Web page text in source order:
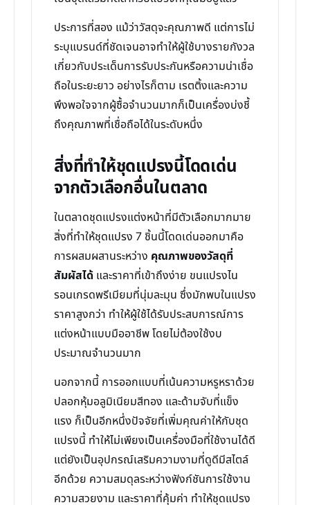
ประการที่สอง แม้ว่าวัสดุจะคุณภาพดี แต่การไม่
ระบุแบรนด์ที่ชัดเจนอาจทำให้ผู้ใช้บางรายกังวล
เกี่ยวกับประเด็นการรับประกันหรือความน่าเชื่อ
ถือในระยะยาว อย่างไรก็ตาม เรตติ้งและความ
พึงพอใจจากผู้ซื้อจำนวนมากก็เป็นเครื่องบ่งชี้
ถึงคุณภาพที่เชื่อถือได้ในระดับหนึ่ง
สิ่งที่ทำให้ชุดแปรงนี้โดดเด่น
จากตัวเลือกอื่นในตลาด
ในตลาดชุดแปรงแต่งหน้าที่มีตัวเลือกมากมาย
สิ่งที่ทำให้ชุดแปรง 7 ชิ้นนี้โดดเด่นออกมาคือ
การผสมผสานระหว่าง คุณภาพของวัสดุที่
สัมผัสได้ และราคาที่เข้าถึงง่าย ขนแปรงไน
รอนเกรดพรีเมียมที่นุ่มละมุน ซึ่งมักพบในแปรง
ราคาสูงกว่า ทำให้ผู้ใช้ได้รับประสบการณ์การ
แต่งหน้าแบบมืออาชีพ โดยไม่ต้องใช้งบ
ประมาณจำนวนมาก
นอกจากนี้ การออกแบบที่เน้นความหรูหราด้วย
ปลอกหุ้มอลูมิเนียมสีทอง และด้ามจับที่แข็ง
แรง ก็เป็นอีกหนึ่งปัจจัยที่เพิ่มคุณค่าให้กับชุด
แปรงนี้ ทำให้ไม่เพียงเป็นเครื่องมือที่ใช้งานได้ดี
แต่ยังเป็นอุปกรณ์เสริมความงามที่ดูดีมีสไตล์
อีกด้วย ความสมดุลระหว่างฟังก์ชันการใช้งาน
ความสวยงาม และราคาที่คุ้มค่า ทำให้ชุดแปรง